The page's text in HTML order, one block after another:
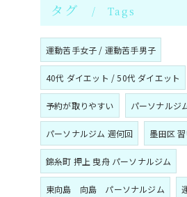
タグ Tags
運動苦手女子 / 運動苦手男子
40代 ダイエット / 50代 ダイエット
予約が取りやすい パーソナルジ
パーソナルジム 週何回 墨田区
錦糸町 押上 曳舟 パーソナルジム
東向島 向島 パーソナルジム